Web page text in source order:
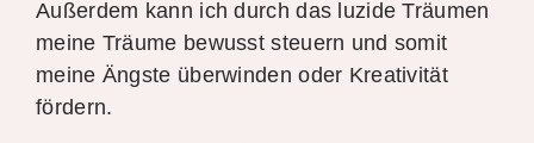
Außerdem kann ich durch das luzide Träumen
meine Träume bewusst steuern und somit
meine Ängste überwinden oder Kreativität
fördern.